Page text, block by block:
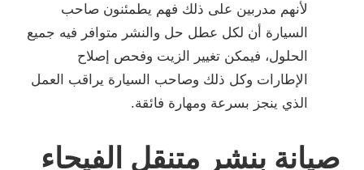
لأنهم مدربين على ذلك فهم يطمئنون صاحب
السيارة أن لكل عطل حل والنشر متوافر فيه جميع
الحلول، فيمكن تغيير الزيت وفحص إصلاح
الإطارات وكل ذلك وصاحب السيارة يراقب العمل
الذي ينجز بسرعة ومهارة فائقة.
صيانة بنشر متنقل الفيحاء